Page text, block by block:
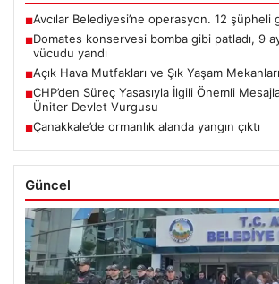
■Avcılar Belediyesi’ne operasyon. 12 şüpheli
■Domates konservesi bomba gibi patladı, 9
vücudu yandı
■Açık Hava Mutfakları ve Şık Yaşam Mekanları
■CHP’den Süreç Yasasıyla İlgili Önemli
Üniter Devlet Vurgusu
■Çanakkale’de ormanlık alanda yangın çıktı
Güncel